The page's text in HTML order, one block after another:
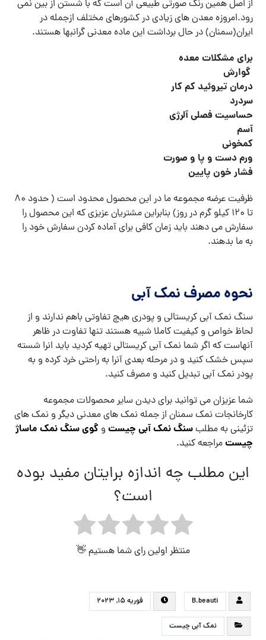
از اصل همین رنگ صورتی طبیعی آن است که با شستن از بین نمی
رود.امروزه معدن های زیادی در کشورهای مختلف ازجمله در
ایران(سمنان) در حال برداشت این ماده معدنی گرانبها هستند.
برای مشکلات معده
گوارش
درمان تیروئید کم کار
سردرد
حساسیت فصلی آلرژی
آسم
کمخونی
ورم دست و پا و صورت
فشار خون پایین
ظرفیت عرضه مجموعه ما در این محصول محدود است ( حدود 80
تا 120 کیلو گرم در روز) بنابراین مشتریان عزیزی که این محصول را
سفارش می دهند باید زمان کافی برای آماده کردن سفارش خود را
به ما بدهند.
نحوه مصرف نمک آبی
سنگ نمک آبی کریستالی و پودری هیچ تفاوتی باهم ندارند و از
لحاظ خواص و کیفیت کاملا شبیه هستند تنها تفاوت در ظاهر
آنهاست که اگر شما نمک آبی کریستالی تهیه کردید باید انرا شسته
سپس خشک کنید و در مرحله بعدی آنرا به راحتی خرد کرده و به
پودر نمک آبی تبدیل کنید و مصرف کنید.
شما عزیزان می توانید برای دیدن سایر محصولات مجموعه
کارخانجات نمک سمنان از جمله نمک های معدنی دیگر و نمک های
تزئینی به مطلبسنگ نمک آبی چیست وگوی سنگ نمک ماساژ
چیستمراجعه کنید.
این مطلب چه اندازه برایتان مفید بوده
است؟
منتظر اولین رای شما هستیم 👋
B.beauti فوریه ۱۵, ۲۰۲۳
نمک آبی چیست